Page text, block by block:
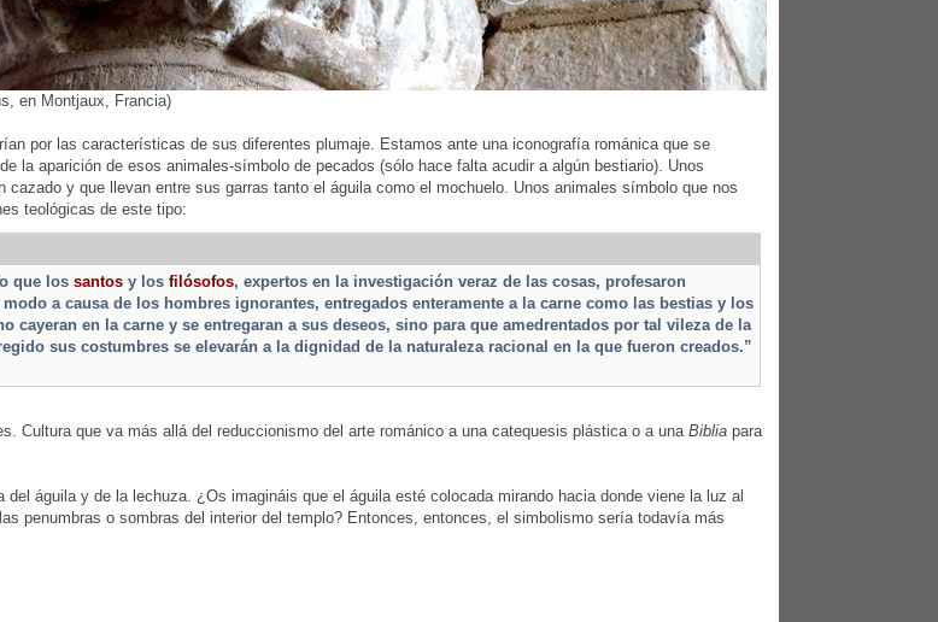
en Montjaux, Francia)
por las características de sus diferentes plumaje. Estamos ante una iconografía románica que se
la aparición de esos animales-símbolo de pecados (sólo hace falta acudir a algún bestiario). Unos
cazado y que llevan entre sus garras tanto el águila como el mochuelo. Unos animales símbolo que nos
teológicas de este tipo:
que los santos y los filósofos, expertos en la investigación veraz de las cosas, profesaron
a causa de los hombres ignorantes, entregados enteramente a la carne como las bestias y los
cayeran en la carne y se entregaran a sus deseos, sino para que amedrentados por tal vileza de la
sus costumbres se elevarán a la dignidad de la naturaleza racional en la que fueron creados.”
Cultura que va más allá del reduccionismo del arte románico a una catequesis plástica o a una Biblia para
del águila y de la lechuza. ¿Os imagináis que el águila esté colocada mirando hacia donde viene la luz al
penumbras o sombras del interior del templo? Entonces, entonces, el simbolismo sería todavía más